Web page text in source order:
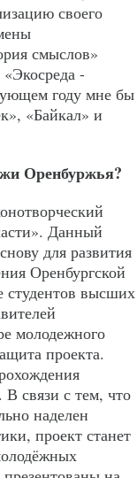
своего
смыслов»
-
году мне бы
«Байкал» и
Оренбуржья?
Данный
для развития
Оренбургской
студентов высших
молодежного
проекта.
связи с тем, что
наделен
проект станет